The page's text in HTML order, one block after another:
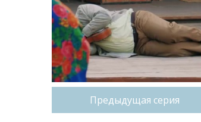
Предыдущая серия